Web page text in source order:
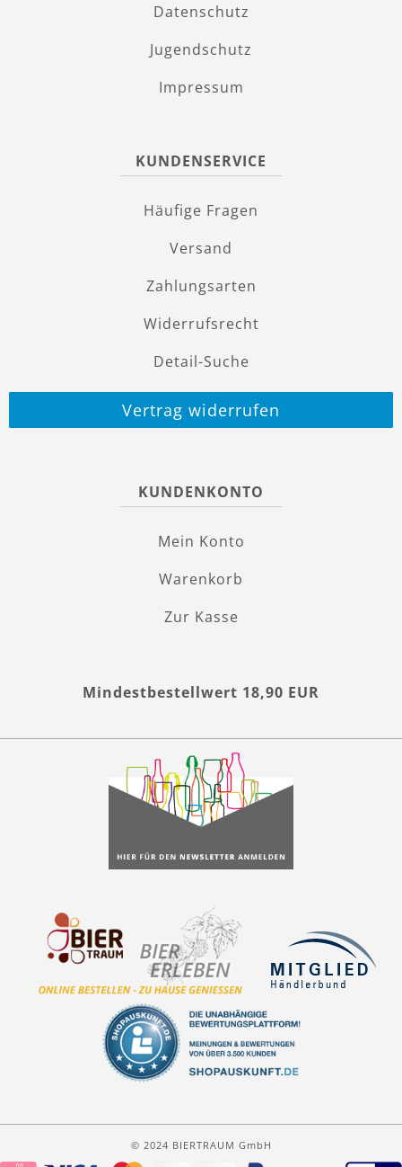
Datenschutz
Jugendschutz
Impressum
KUNDENSERVICE
Häufige Fragen
Versand
Zahlungsarten
Widerrufsrecht
Detail-Suche
Vertrag widerrufen
KUNDENKONTO
Mein Konto
Warenkorb
Zur Kasse
Mindestbestellwert 18,90 EUR
© 2024 BIERTRAUM GmbH